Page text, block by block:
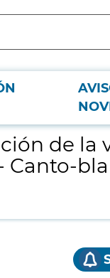
blanco-Carlos III”
de la
Canto-